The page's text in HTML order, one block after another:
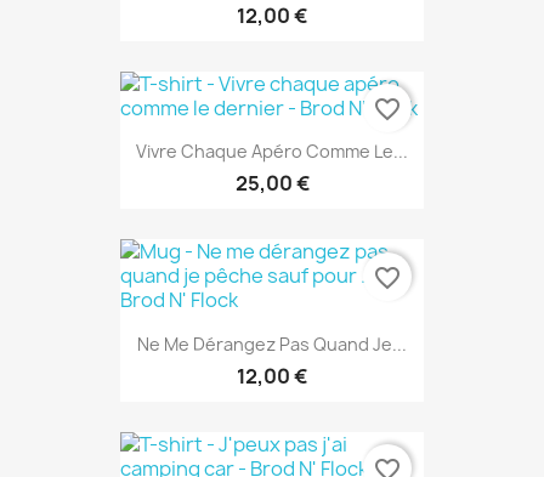
12,00 €
Vivre Chaque Apéro Comme Le...
25,00 €
favorite_border
Ne Me Dérangez Pas Quand Je...
12,00 €
favorite_border
favorite_border